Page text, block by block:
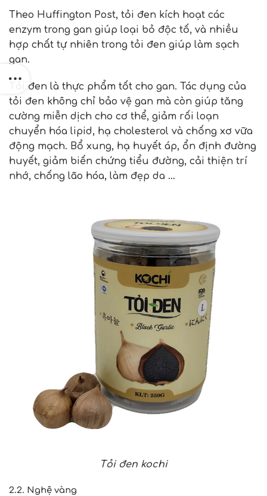
Theo Huffington Post, tỏi đen kích hoạt các
enzym trong gan giúp loại bỏ độc tố, và nhiều
hợp chất tự nhiên trong tỏi đen giúp làm sạch
gan.
Tỏi đen là thực phẩm tốt cho gan. Tác dụng của
tỏi đen không chỉ bảo vệ gan mà còn giúp tăng
cường miễn dịch cho cơ thể, giảm rối loạn
chuyển hóa lipid, hạ cholesterol và chống xơ vữa
động mạch. Bổ xung, hạ huyết áp, ổn định đường
huyết, giảm biến chứng tiểu đường, cải thiện trí
nhớ, chống lão hóa, làm đẹp da …
Tỏi đen kochi
2.2. Nghệ vàng